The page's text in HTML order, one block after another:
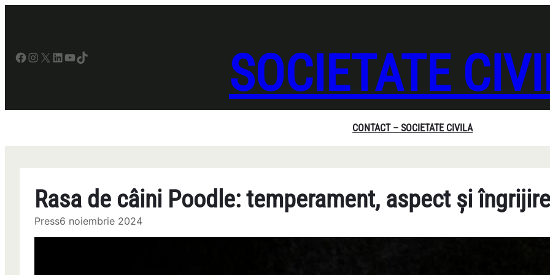
Facebook InstagramX LinkedIn YouTube TikTok SOCIETATE
CONTACT – SOCIETATE CIVILA
Rasa de câini Poodle: temperament, aspect și îngrijire
Press6 noiembrie 2024